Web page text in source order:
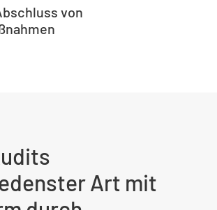
von
Art mit